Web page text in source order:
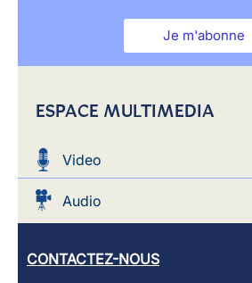
Je m'abonne
ESPACE MULTIMEDIA
Video
Audio
CONTACTEZ-NOUS